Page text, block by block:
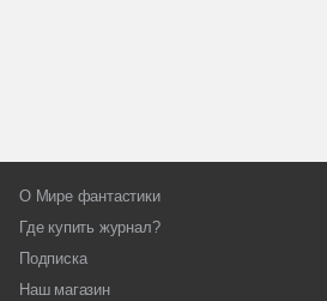
О Мире фантастики
Где купить журнал?
Подписка
Наш магазин